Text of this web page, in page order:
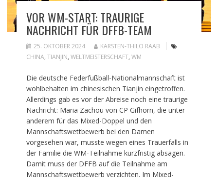
VOR WM-START: TRAURIGE
NACHRICHT FÜR DFFB-TEAM
25. OKTOBER 2024
KARSTEN-THILO RAAB
CHINA, TIANJIN, WELTMEISTERSCHAFT, WM
Die deutsche Federfußball-Nationalmannschaft ist
wohlbehalten im chinesischen Tianjin eingetroffen.
Allerdings gab es vor der Abreise noch eine traurige
Nachricht: Maria Zachou von CP Gifhorn, die unter
anderem für das Mixed-Doppel und den
Mannschaftswettbewerb bei den Damen
vorgesehen war, musste wegen eines Trauerfalls in
der Familie die WM-Teilnahme kurzfristig absagen.
Damit muss der DFFB auf die Teilnahme am
Mannschaftswettbewerb verzichten. Im Mixed-